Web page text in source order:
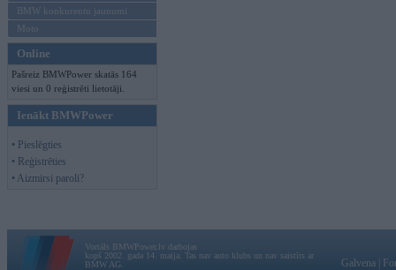
BMW konkurentu jaunumi
Moto
Online
Pašreiz BMWPower skatās 164
viesi un 0 reģistrēti lietotāji.
Ienākt BMWPower
• Pieslēgties
• Reģistrēties
• Aizmirsi paroli?
Vortāls BMWPower.lv darbojas
kopš 2002. gada 14. maija. Tas nav auto klubs un nav saistīts ar
BMW AG.
Galvena